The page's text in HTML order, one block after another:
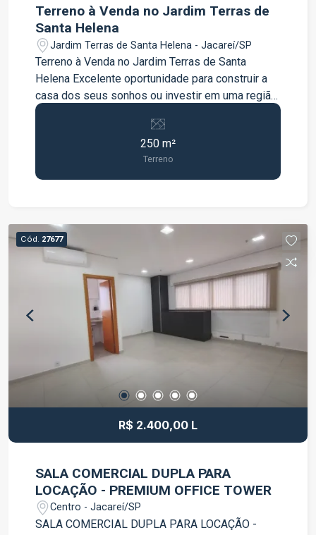
Vivva. ? Entre em contato e agende sua visita
para conhecer essa casa de perto.
Terreno à Venda no Jardim Terras de
Santa Helena
Jardim Terras de Santa Helena - Jacareí/SP
Terreno à Venda no Jardim Terras de Santa
Helena Excelente oportunidade para construir a
casa dos seus sonhos ou investir em uma região
em constante valorização. O terreno possui 250
m², com excelente aproveitamento para projetos
residenciais, oferecendo espaço e versatilidade
para diferentes tipos de construção. Localizado
no Jardim Terras de Santa Helena, em uma região
para toda a família. Entre em contato para mais
informações e agende uma visita.
250 m²
Terreno
Cód. 27677
R$ 2.400,00 L
SALA COMERCIAL DUPLA PARA
LOCAÇÃO - PREMIUM OFFICE TOWER
Centro - Jacareí/SP
SALA COMERCIAL DUPLA PARA LOCAÇÃO -